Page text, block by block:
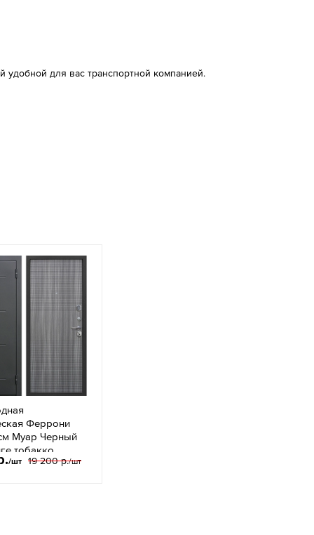
удобной для вас транспортной компанией.
Феррони
Муар Черный
тобакко
/шт 19 200 р./шт